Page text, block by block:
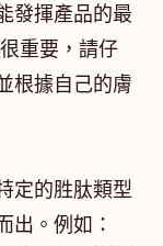
發揮產品的最
重要，請仔
根據自己的膚
定的胜肽類型
出。例如：